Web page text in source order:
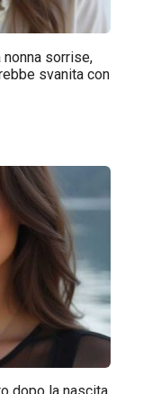
sorrise,
svanita con